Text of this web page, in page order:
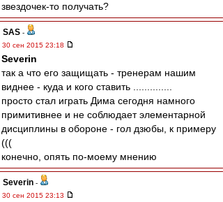
звездочек-то получать?
SAS -
30 сен 2015 23:18
Severin
так а что его защищать - тренерам нашим
виднее - куда и кого ставить ..............
просто стал играть Дима сегодня намного
примитивнее и не соблюдает элементарной
дисциплины в обороне - гол дзюбы, к примеру
(((
конечно, опять по-моему мнению
Severin -
30 сен 2015 23:13